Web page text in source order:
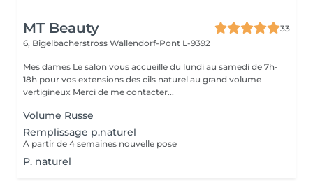
MT Beauty
33
6, Bigelbacherstross Wallendorf-Pont L-9392
Mes dames Le salon vous accueille du lundi au samedi de 7h-
18h pour vos extensions des cils naturel au grand volume
vertigineux Merci de me contacter...
Volume Russe
Remplissage p.naturel
A partir de 4 semaines nouvelle pose
P. naturel